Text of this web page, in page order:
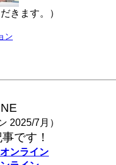
きます。）
ン
2025/7月）
です！
ンライン